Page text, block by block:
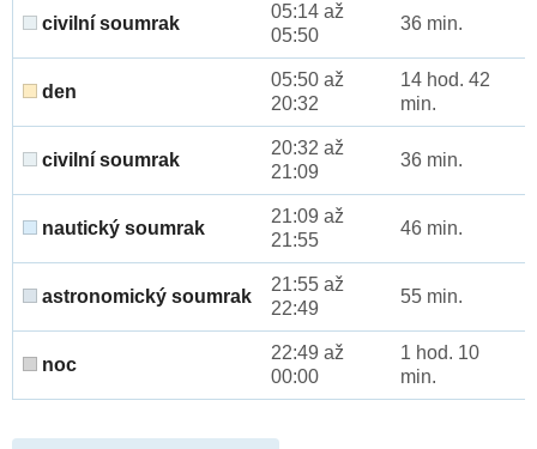
civilní soumrak
05:14 až
05:50
36 min.
den
05:50 až
20:32
14 hod. 42
min.
civilní soumrak
20:32 až
21:09
36 min.
nautický soumrak
21:09 až
21:55
46 min.
astronomický soumrak
21:55 až
22:49
55 min.
noc
22:49 až
00:00
1 hod. 10
min.